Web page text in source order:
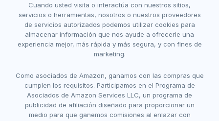
Cuando usted visita o interactúa con nuestros sitios,
servicios o herramientas, nosotros o nuestros proveedores
de servicios autorizados podemos utilizar cookies para
almacenar información que nos ayude a ofrecerle una
experiencia mejor, más rápida y más segura, y con fines de
marketing.
Como asociados de Amazon, ganamos con las compras que
cumplen los requisitos. Participamos en el Programa de
Asociados de Amazon Services LLC, un programa de
publicidad de afiliación diseñado para proporcionar un
medio para que ganemos comisiones al enlazar con